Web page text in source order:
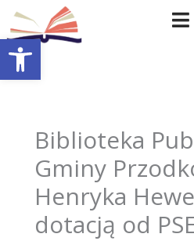
Otwórz pasek narzędzi
Przejdź
do
treści
Biblioteka
Gminy
Henryka
dotacją od